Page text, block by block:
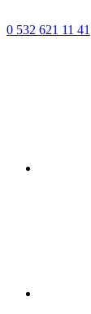
0 532 621 11 41